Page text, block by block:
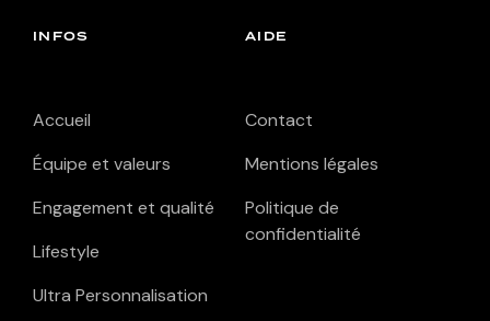
INFOS
Accueil
Équipe et valeurs
Engagement et qualité
Lifestyle
Ultra Personnalisation
AIDE
Contact
Mentions légales
Politique de
confidentialité